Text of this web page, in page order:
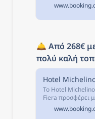
είσοδο του
κέντρου της
2 λεπτά με το
🛎️ Από 268€
πολύ καλή
Το Hotel
Fiera προσφέρει
δωμάτια με
σε απόσταση